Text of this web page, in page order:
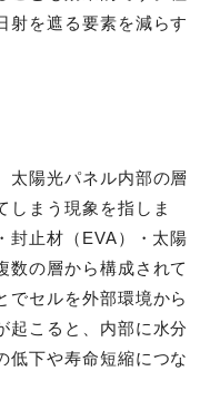
射を遮る要素を減らす
太陽光パネル内部の層
しまう現象を指しま
封止材（EVA）・太陽
数の層から構成されて
でセルを外部環境から
起こると、内部に水分
低下や寿命短縮につな